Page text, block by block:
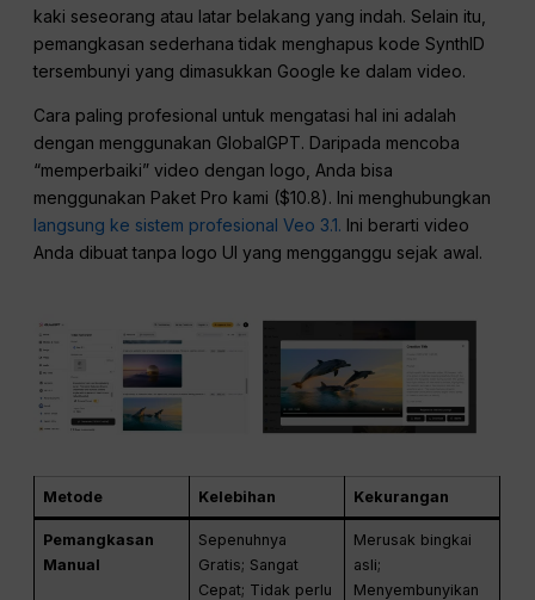
kaki seseorang atau latar belakang yang indah. Selain itu,
pemangkasan sederhana tidak menghapus kode SynthID
tersembunyi yang dimasukkan Google ke dalam video.
Cara paling profesional untuk mengatasi hal ini adalah
dengan menggunakan GlobalGPT. Daripada mencoba
“memperbaiki” video dengan logo, Anda bisa
menggunakan Paket Pro kami ($10.8). Ini menghubungkan
langsung ke sistem profesional Veo 3.1. Ini berarti video
Anda dibuat tanpa logo UI yang mengganggu sejak awal.
Metode Kelebihan Kekurangan
Pemangkasan
Manual
Sepenuhnya
Gratis; Sangat
Cepat; Tidak perlu
Merusak bingkai
asli;
Menyembunyikan